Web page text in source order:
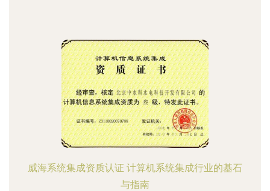
威海系统集成资质认证 计算机系统集成行业的基石
与指南